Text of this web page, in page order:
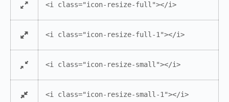
<i class="icon-resize-full"></i>
<i class="icon-resize-full-1"></i>
<i class="icon-resize-small"></i>
<i class="icon-resize-small-1"></i>